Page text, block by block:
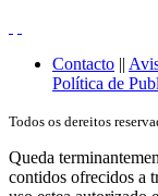
Contacto ||
Política de
Todos os dereitos
Queda
contidos ofrecidos a